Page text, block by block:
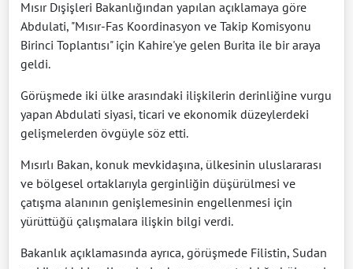
Mısır Dışişleri Bakanlığından yapılan açıklamaya göre
Abdulati, "Mısır-Fas Koordinasyon ve Takip Komisyonu
Birinci Toplantısı" için Kahire'ye gelen Burita ile bir araya
geldi.
Görüşmede iki ülke arasındaki ilişkilerin derinliğine vurgu
yapan Abdulati siyasi, ticari ve ekonomik düzeylerdeki
gelişmelerden övgüyle söz etti.
Mısırlı Bakan, konuk mevkidaşına, ülkesinin uluslararası
ve bölgesel ortaklarıyla gerginliğin düşürülmesi ve
çatışma alanının genişlemesinin engellenmesi için
yürüttüğü çalışmalara ilişkin bilgi verdi.
Bakanlık açıklamasında ayrıca, görüşmede Filistin, Sudan